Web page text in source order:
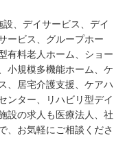
、デイサービス、デイ
ービス、グループホー
有料老人ホーム、ショー
小規模多機能ホーム、ケ
、居宅介護支援、ケアハ
ンター、リハビリ型デイ
設の求人も医療法人、社
、お気軽にご相談くださ